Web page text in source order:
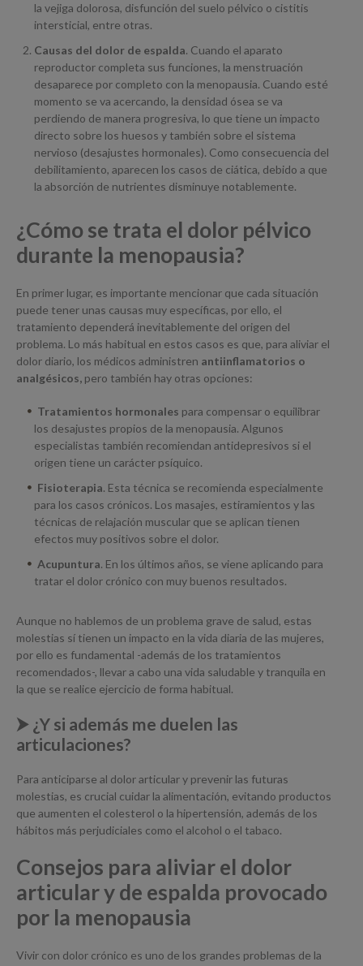
la vejiga dolorosa, disfunción del suelo pélvico o cistitis
intersticial, entre otras.
Causas del dolor de espalda. Cuando el aparato
reproductor completa sus funciones, la menstruación
desaparece por completo con la menopausia. Cuando esté
momento se va acercando, la densidad ósea se va
perdiendo de manera progresiva, lo que tiene un impacto
directo sobre los huesos y también sobre el sistema
nervioso (desajustes hormonales). Como consecuencia del
debilitamiento, aparecen los casos de ciática, debido a que
la absorción de nutrientes disminuye notablemente.
¿Cómo se trata el dolor pélvico
durante la menopausia?
En primer lugar, es importante mencionar que cada situación
puede tener unas causas muy específicas, por ello, el
tratamiento dependerá inevitablemente del origen del
problema. Lo más habitual en estos casos es que, para aliviar el
dolor diario, los médicos administren antiinflamatorios o
analgésicos, pero también hay otras opciones:
Tratamientos hormonales para compensar o equilibrar
los desajustes propios de la menopausia. Algunos
especialistas también recomiendan antidepresivos si el
origen tiene un carácter psíquico.
Fisioterapia. Esta técnica se recomienda especialmente
para los casos crónicos. Los masajes, estiramientos y las
técnicas de relajación muscular que se aplican tienen
efectos muy positivos sobre el dolor.
Acupuntura. En los últimos años, se viene aplicando para
tratar el dolor crónico con muy buenos resultados.
Aunque no hablemos de un problema grave de salud, estas
molestias sí tienen un impacto en la vida diaria de las mujeres,
por ello es fundamental -además de los tratamientos
recomendados-, llevar a cabo una vida saludable y tranquila en
la que se realice ejercicio de forma habitual.
⮞ ¿Y si además me duelen las
articulaciones?
Para anticiparse al dolor articular y prevenir las futuras
molestias, es crucial cuidar la alimentación, evitando productos
que aumenten el colesterol o la hipertensión, además de los
hábitos más perjudiciales como el alcohol o el tabaco.
Consejos para aliviar el dolor
articular y de espalda provocado
por la menopausia
Vivir con dolor crónico es uno de los grandes problemas de la